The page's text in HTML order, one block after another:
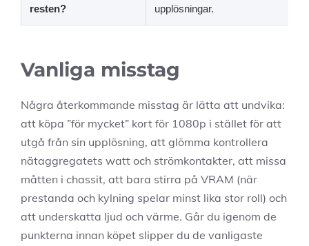
resten?
upplösningar.
Vanliga misstag
Några återkommande misstag är lätta att undvika:
att köpa ”för mycket” kort för 1080p i stället för att
utgå från sin upplösning, att glömma kontrollera
nätaggregatets watt och strömkontakter, att missa
måtten i chassit, att bara stirra på VRAM (när
prestanda och kylning spelar minst lika stor roll) och
att underskatta ljud och värme. Går du igenom de
punkterna innan köpet slipper du de vanligaste